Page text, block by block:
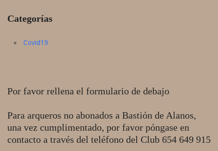
Categorías
Covid19
Por favor rellena el formulario de debajo
Para arqueros no abonados a Bastión de Alanos,
una vez cumplimentado, por favor póngase en
contacto a través del teléfono del Club 654 649 915